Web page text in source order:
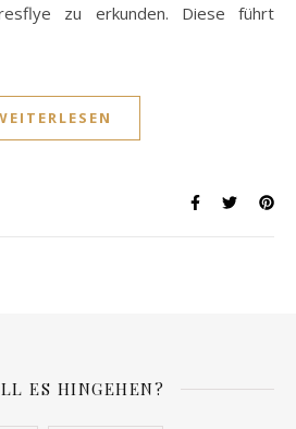
zu erkunden. Diese führt
ES HINGEHEN?